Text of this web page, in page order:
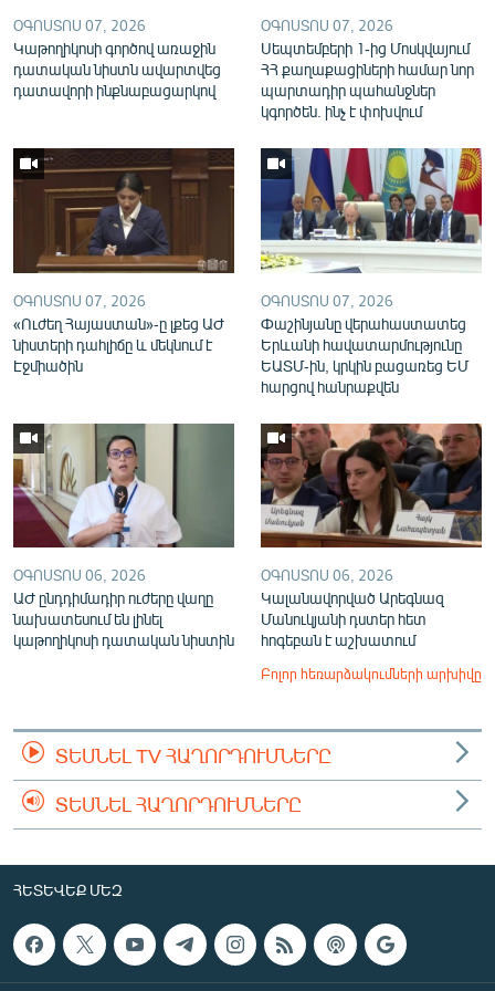
English
Русский
«Ազատության» բոլոր կայքերը
ՕԳՈՍՏՈՍ 07, 2026
Կաթողիկոսի գործով առաջին
դատական նիստն ավարտվեց
դատավորի ինքնաբացարկով
ՕԳՈՍՏՈՍ 07, 2026
Սեպտեմբերի 1-ից Մոսկվայում
ՀՀ քաղաքացիների համար նոր
պարտադիր պահանջներ
կգործեն. ինչ է փոխվում
ՕԳՈՍՏՈՍ 07, 2026
«Ուժեղ Հայաստան»-ը լքեց ԱԺ
նիստերի դահլիճը և մեկնում է
Էջմիածին
ՕԳՈՍՏՈՍ 07, 2026
Փաշինյանը վերահաստատեց
Երևանի հավատարմությունը
ԵԱՏՄ-ին, կրկին բացառեց ԵՄ
հարցով հանրաքվեն
ՕԳՈՍՏՈՍ 06, 2026
ԱԺ ընդդիմադիր ուժերը վաղը
նախատեսում են լինել
կաթողիկոսի դատական նիստին
ՕԳՈՍՏՈՍ 06, 2026
Կալանավորված Արեգնազ
Մանուկյանի դստեր հետ
հոգեբան է աշխատում
Բոլոր հեռարձակումների արխիվը
ՏԵՍՆԵԼ TV ՀԱՂՈՐԴՈՒՄՆԵՐԸ
ՏԵՍՆԵԼ ՀԱՂՈՐԴՈՒՄՆԵՐԸ
ՀԵՏԵՎԵՔ ՄԵԶ